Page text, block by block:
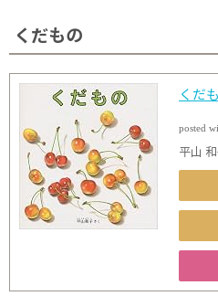
くだもの
くだ
posted
平山